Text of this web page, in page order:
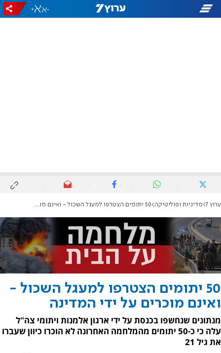
-
+
ערוץ 7 מדיניות ופוליטיקה 50 יתומים הצטרפו למעגל השכול - ואינם מוכרים על ידי המדינה
50 יתומים הצטרפו למעגל השכול -
ואינם מוכרים על ידי המדינה
מנתונים שנחשפו בכנסת על ידי ארגון אלמנות ויתומי צה"ל
עלה כי כ-50 יתומים מהמלחמה האחרונה לא הוכרו כיוון שעברו
את גיל 21